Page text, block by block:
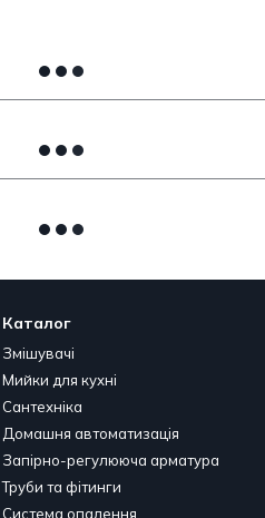
Каталог
Змішувачі
Мийки для кухні
Сантехніка
Домашня автоматизація
Запірно-регулююча арматура
Труби та фітинги
Система опалення